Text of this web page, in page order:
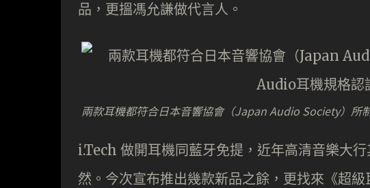
品，更搵馮允謙做代言人。
兩款耳機都符合日本音響協會（Japan Audio Society）所
i.Tech 做開耳機同藍牙免提，近年高清音樂大
然。今次宣布推出幾款新品之餘，更找來《超